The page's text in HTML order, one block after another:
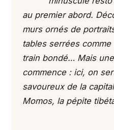
au premier abord.
murs ornés de
tables serrées
train bondé… Mais
commence : ici, on
savoureux de la
Momos, la pépite